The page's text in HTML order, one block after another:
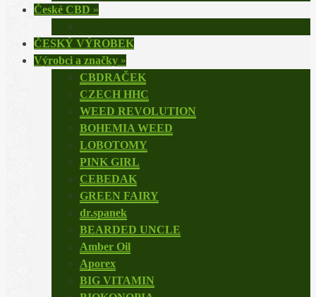
České CBD »
ČESKÝ VÝROBEK
Výrobci a značky »
CBDRAČEK
CZECH HHC
WEED REVOLUTION
BOHEMIA WEED
LOBOTOMY
PINK GIRL
CEBEDAK
GREEN FAIRY
dr.spanek
BEARDED UNCLE
Amber Oil
Aporex
BIG VITAMIN